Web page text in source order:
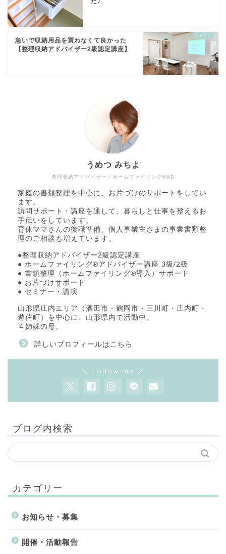
急いで収納用品を買わなくて良かった
【整理収納アドバイザー2級認定講座】
整理収納アドバイザー／ホームファイリング®AD
うめつ みちよ
家庭の書類整理を中心に、お片づけのサポートをしてい
ます。
訪問サポート・講座を通して、暮らしと仕事を整えるお
手伝いをしています。
育休ママさんの復職準備、個人事業主さまの事業書類整
理のご相談も増えています。
●整理収納アドバイザー2級認定講座
● ホームファイリング®アドバイザー講座 3級/2級
● 書類整理（ホームファイリング®導入）サポート
● お片づけサポート
● セミナー・講演
山形県庄内エリア（酒田市・鶴岡市・三川町・庄内町・
遊佐町）を中心に、山形県内で活動中。
４姉妹の母。
詳しいプロフィールはこちら
＼ Follow me ／
ブログ内検索
カテゴリー
お知らせ・募集
開催・活動報告